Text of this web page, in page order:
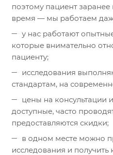
поэтому пациент
время — мы работаем
у нас работают
которые внимательно
пациенту;
исследования
стандартам, на
цены на консультации
доступные, часто
предоставляются скидки;
в одном месте можно
исследования и получить